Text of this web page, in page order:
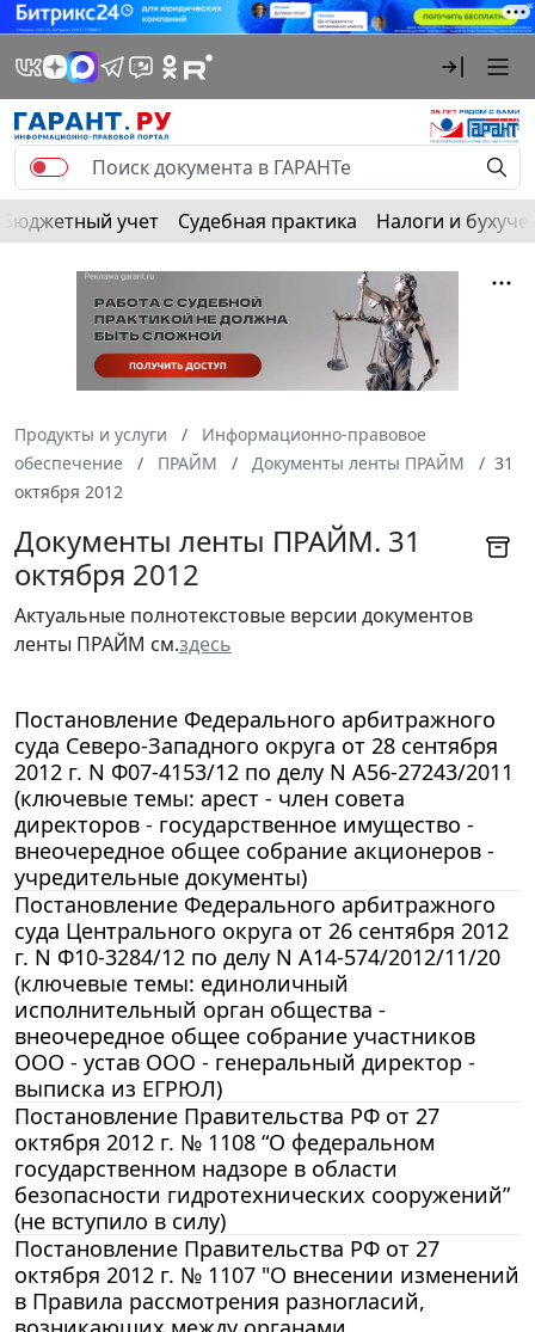
Бюджетный учет Судебная практика Налоги и
Продукты и услуги
Информационно-правовое
обеспечение
ПРАЙМ Документы ленты ПРАЙМ
31
октября 2012
Документы ленты ПРАЙМ. 31
октября 2012
Актуальные полнотекстовые версии документов
ленты ПРАЙМ см.здесь
Постановление Федерального арбитражного
суда Северо-Западного округа от 28 сентября
2012 г. N Ф07-4153/12 по делу N А56-27243/2011
(ключевые темы: арест - член совета
директоров - государственное имущество -
внеочередное общее собрание акционеров -
учредительные документы)
Постановление Федерального арбитражного
суда Центрального округа от 26 сентября 2012
г. N Ф10-3284/12 по делу N А14-574/2012/11/20
(ключевые темы: единоличный
исполнительный орган общества -
внеочередное общее собрание участников
ООО - устав ООО - генеральный директор -
выписка из ЕГРЮЛ)
Постановление Правительства РФ от 27
октября 2012 г. № 1108 “О федеральном
государственном надзоре в области
безопасности гидротехнических сооружений”
(не вступило в силу)
Постановление Правительства РФ от 27
октября 2012 г. № 1107 "О внесении изменений
в Правила рассмотрения разногласий,